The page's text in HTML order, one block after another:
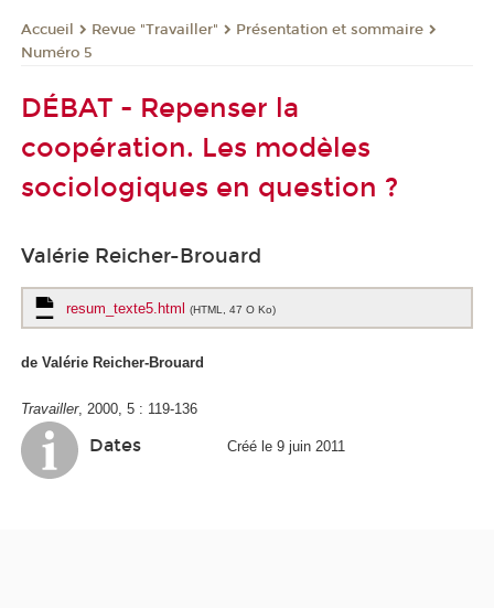
Accueil Revue "Travailler"
Présentation et sommaire
Numéro 5
DÉBAT - Repenser la
coopération. Les modèles
sociologiques en question ?
Valérie Reicher-Brouard
resum_texte5.html (HTML, 47 O Ko)
de Valérie Reicher-Brouard
Travailler, 2000, 5 : 119-136
Dates Créé le 9 juin 2011